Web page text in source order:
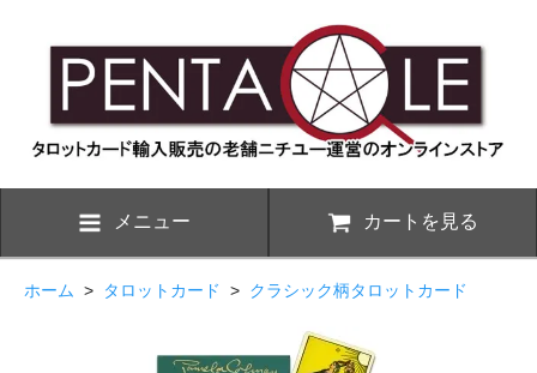
メニュー カートを見る
ホーム > タロットカード > クラシック柄タロットカード